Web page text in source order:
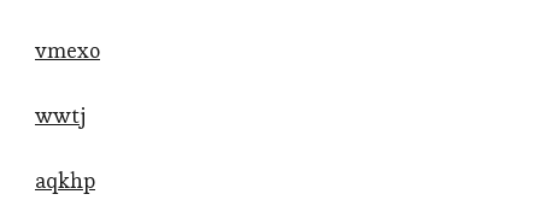
vmexo
wwtj
aqkhp